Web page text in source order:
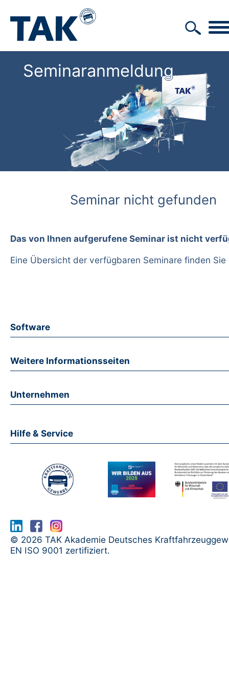
Seminaranmeldung
Seminar nicht gefunden
Das von Ihnen aufgerufene Seminar ist nicht
Eine Übersicht der verfügbaren Seminare finden Sie
Software
Weitere Informationsseiten
Unternehmen
Hilfe & Service
© 2026 TAK Akademie Deutsches
EN ISO 9001 zertifiziert.